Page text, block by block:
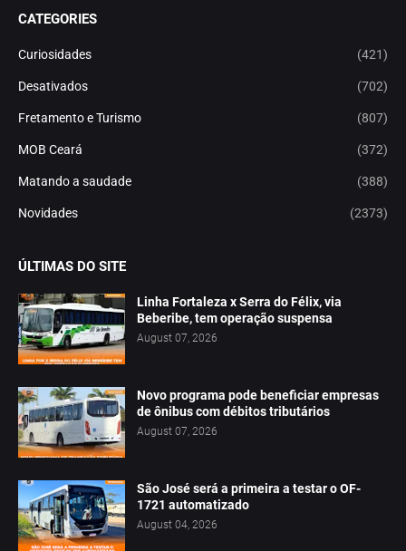
CATEGORIES
Curiosidades (421)
Desativados (702)
Fretamento e Turismo (807)
MOB Ceará (372)
Matando a saudade (388)
Novidades (2373)
ÚLTIMAS DO SITE
Linha Fortaleza x Serra do Félix, via
Beberibe, tem operação suspensa
August 07, 2026
Novo programa pode beneficiar empresas
de ônibus com débitos tributários
August 07, 2026
São José será a primeira a testar o OF-
1721 automatizado
August 04, 2026